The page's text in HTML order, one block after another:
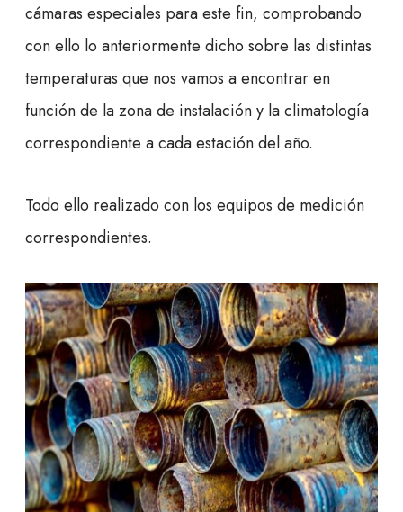
cámaras especiales para este fin, comprobando
con ello lo anteriormente dicho sobre las distintas
temperaturas que nos vamos a encontrar en
función de la zona de instalación y la climatología
correspondiente a cada estación del año.
Todo ello realizado con los equipos de medición
correspondientes.